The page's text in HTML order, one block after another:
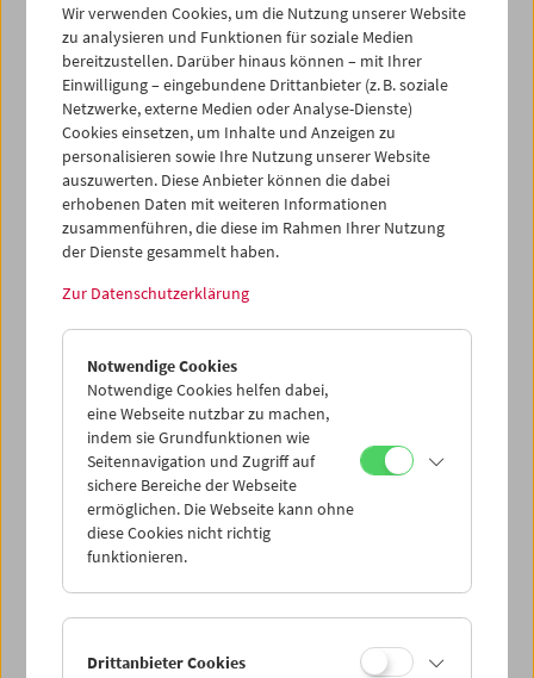
Wir verwenden Cookies, um die Nutzung unserer Website
zu analysieren und Funktionen für soziale Medien
bereitzustellen. Darüber hinaus können – mit Ihrer
Einwilligung – eingebundene Drittanbieter (z. B. soziale
Netzwerke, externe Medien oder Analyse-Dienste)
Cookies einsetzen, um Inhalte und Anzeigen zu
personalisieren sowie Ihre Nutzung unserer Website
auszuwerten. Diese Anbieter können die dabei
erhobenen Daten mit weiteren Informationen
zusammenführen, die diese im Rahmen Ihrer Nutzung
der Dienste gesammelt haben.
Zur Datenschutzerklärung
Notwendige Cookies
Notwendige Cookies helfen dabei,
eine Webseite nutzbar zu machen,
indem sie Grundfunktionen wie
Seitennavigation und Zugriff auf
sichere Bereiche der Webseite
ermöglichen. Die Webseite kann ohne
diese Cookies nicht richtig
funktionieren.
Drittanbieter Cookies